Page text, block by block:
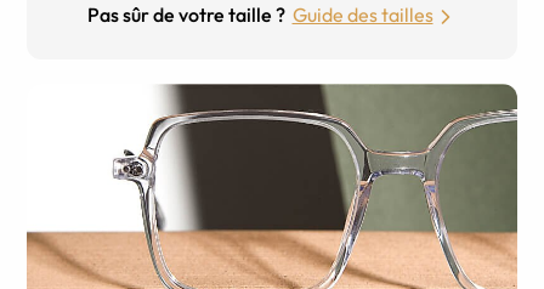
Pas sûr de votre taille ? Guide des tailles